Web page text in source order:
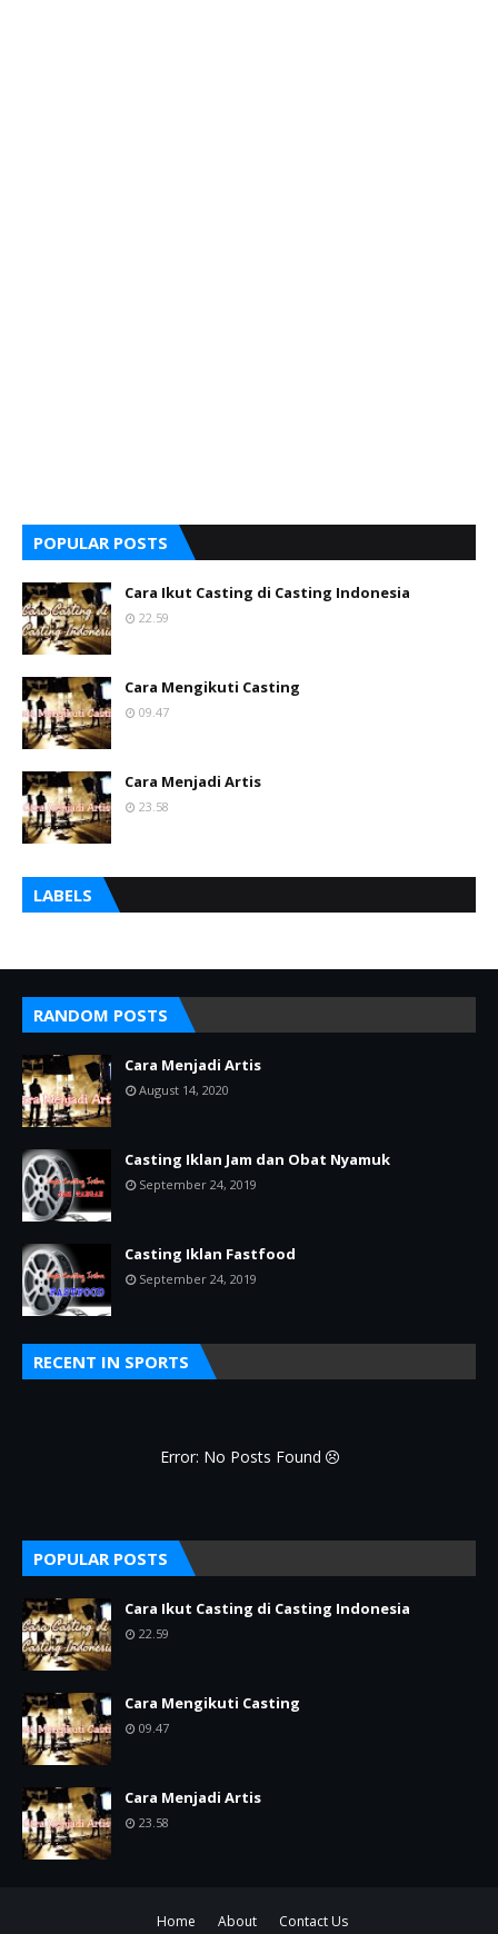
POPULAR POSTS
Cara Ikut Casting di Casting Indonesia
22.59
Cara Mengikuti Casting
09.47
Cara Menjadi Artis
23.58
LABELS
RANDOM POSTS
Cara Menjadi Artis
August 14, 2020
Casting Iklan Jam dan Obat Nyamuk
September 24, 2019
Casting Iklan Fastfood
September 24, 2019
RECENT IN SPORTS
Error: No Posts Found
POPULAR POSTS
Cara Ikut Casting di Casting Indonesia
22.59
Cara Mengikuti Casting
09.47
Cara Menjadi Artis
23.58
Home About Contact Us